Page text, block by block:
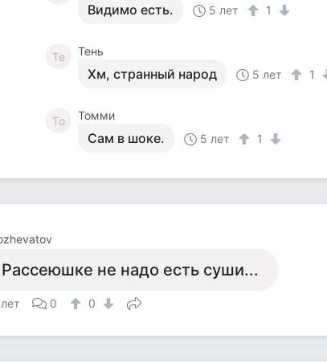
Видимо есть. 5 лет 1
Те Тень
Хм, странный народ 5 лет 1
То Томми
Сам в шоке. 5 лет 1
не надо есть суши...
0 0